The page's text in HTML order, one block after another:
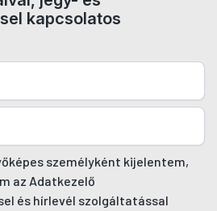
kapcsolatos
személyként kijelentem,
az Adatkezelő
és hírlevél szolgáltatással